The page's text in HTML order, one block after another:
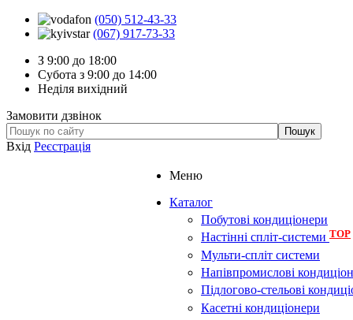
(050) 512-43-33
(067) 917-73-33
З 9:00 до 18:00
Субота з 9:00 до 14:00
Неділя вихідний
Замовити дзвінок
Вхід Реєстрація
Меню
Каталог
Побутові кондиціонери
Настінні спліт-системи TOP
Мульти-спліт системи
Напівпромислові
Підлогово-стельові
Касетні кондиціонери